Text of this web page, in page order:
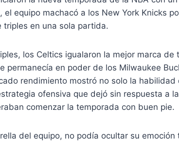
el equipo machacó a los New York Knicks
triples en una sola partida.
los Celtics igualaron la mejor marca de
permanecía en poder de los Milwaukee
rendimiento mostró no solo la habilidad
ofensiva que dejó sin respuesta a
comenzar la temporada con buen pie.
del equipo, no podía ocultar su emoción